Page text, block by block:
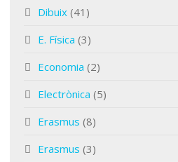
Dibuix (41)
E. Física (3)
Economia (2)
Electrònica (5)
Erasmus (8)
Erasmus (3)